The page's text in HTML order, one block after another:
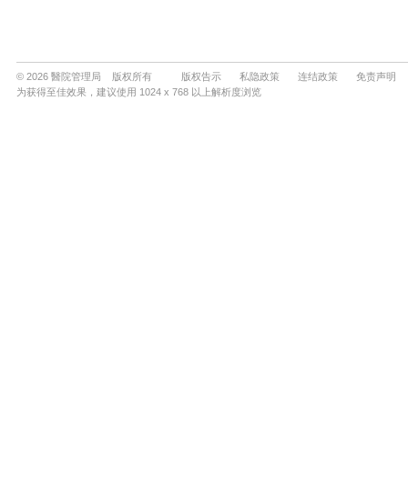
© 2026 醫院管理局 版权所有 版权告示 私隐政策 连结政策
免责声明
为获得至佳效果，建议使用 1024 x 768 以上解析度浏览